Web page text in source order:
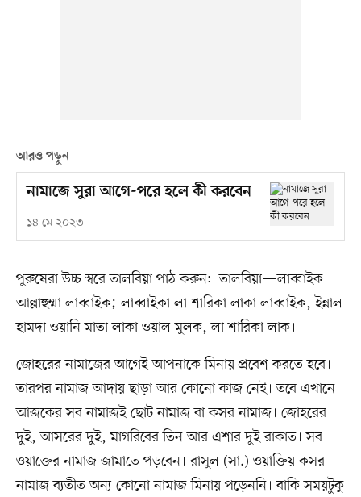
আরও পড়ুন
নামাজে সুরা আগে-পরে হলে কী করবেন
১৪ মে ২০২৩
পুরুষেরা উচ্চ স্বরে তালবিয়া পাঠ করুন: তালবিয়া—লাব্বাইক
আল্লাহুম্মা লাব্বাইক; লাব্বাইকা লা শারিকা লাকা লাব্বাইক, ইন্নাল
হামদা ওয়ানি মাতা লাকা ওয়াল মুলক, লা শারিকা লাক।
জোহরের নামাজের আগেই আপনাকে মিনায় প্রবেশ করতে হবে।
তারপর নামাজ আদায় ছাড়া আর কোনো কাজ নেই। তবে এখানে
আজকের সব নামাজই ছোট নামাজ বা কসর নামাজ। জোহরের
দুই, আসরের দুই, মাগরিবের তিন আর এশার দুই রাকাত। সব
ওয়াক্তের নামাজ জামাতে পড়বেন। রাসুল (সা.) ওয়াক্তিয় কসর
নামাজ ব্যতীত অন্য কোনো নামাজ মিনায় পড়েননি। বাকি সময়টুকু